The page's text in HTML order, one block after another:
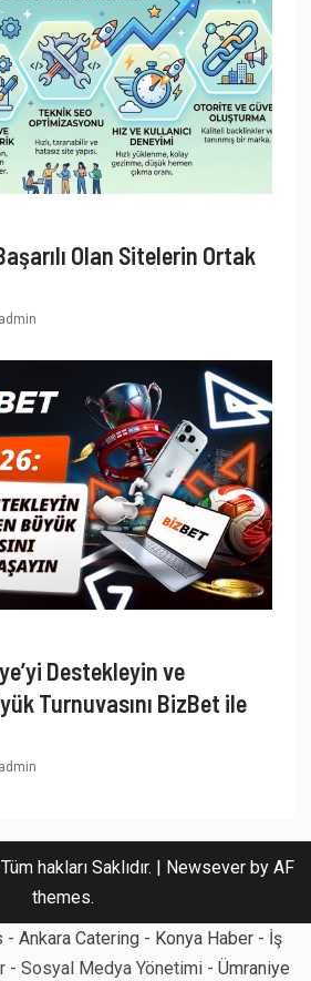
Olan Sitelerin Ortak
admin
Destekleyin ve
Turnuvasını BizBet ile
admin
hakları Saklıdır. Newsever by AF
themes.
- Ankara Catering - Konya Haber - İş
- Sosyal Medya Yönetimi - Ümraniye